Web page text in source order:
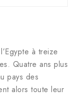
à treize
Quatre ans plus
pays des
alors toute leur